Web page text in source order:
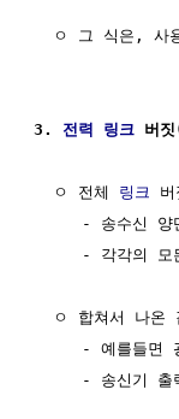
ㅇ 그 식은, 사
3. 전력 링크 버
  ㅇ 전체
링크
- 송수신 양
- 각각의 모
ㅇ 합쳐서 나온
- 예를들면
- 송신기 출